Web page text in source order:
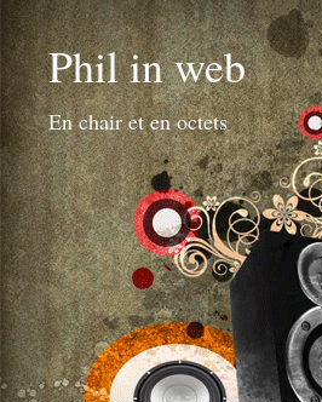
Phil in web
En chair et en octets